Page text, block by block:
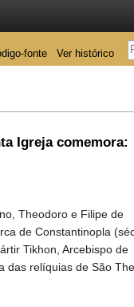
Igreja comemora:
Theodoro e Filipe de
de Constantinopla
Tikhon, Arcebispo de
relíquias de São
fonte Ver histórico